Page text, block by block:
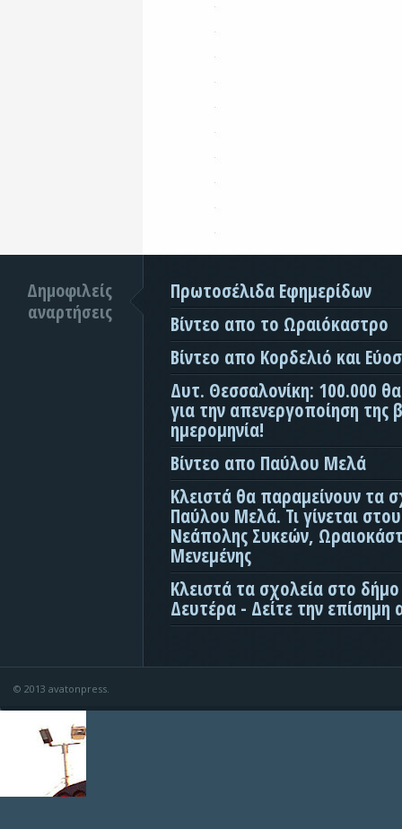
Δημοφιλείς
αναρτήσεις
Πρωτοσέλιδα Εφημερίδων
Βίντεο απο το Ωραιόκαστρο
Βίντεο απο Κορδελιό και
Δυτ. Θεσσαλονίκη: 100.000
για την απενεργοποίηση της
ημερομηνία!
Βίντεο απο Παύλου Μελά
Κλειστά θα παραμείνουν τα
Παύλου Μελά. Τι γίνεται
Νεάπολης Συκεών,
Μενεμένης
Κλειστά τα σχολεία στο
Δευτέρα - Δείτε την επίσημη
© 2013 avatonpress.